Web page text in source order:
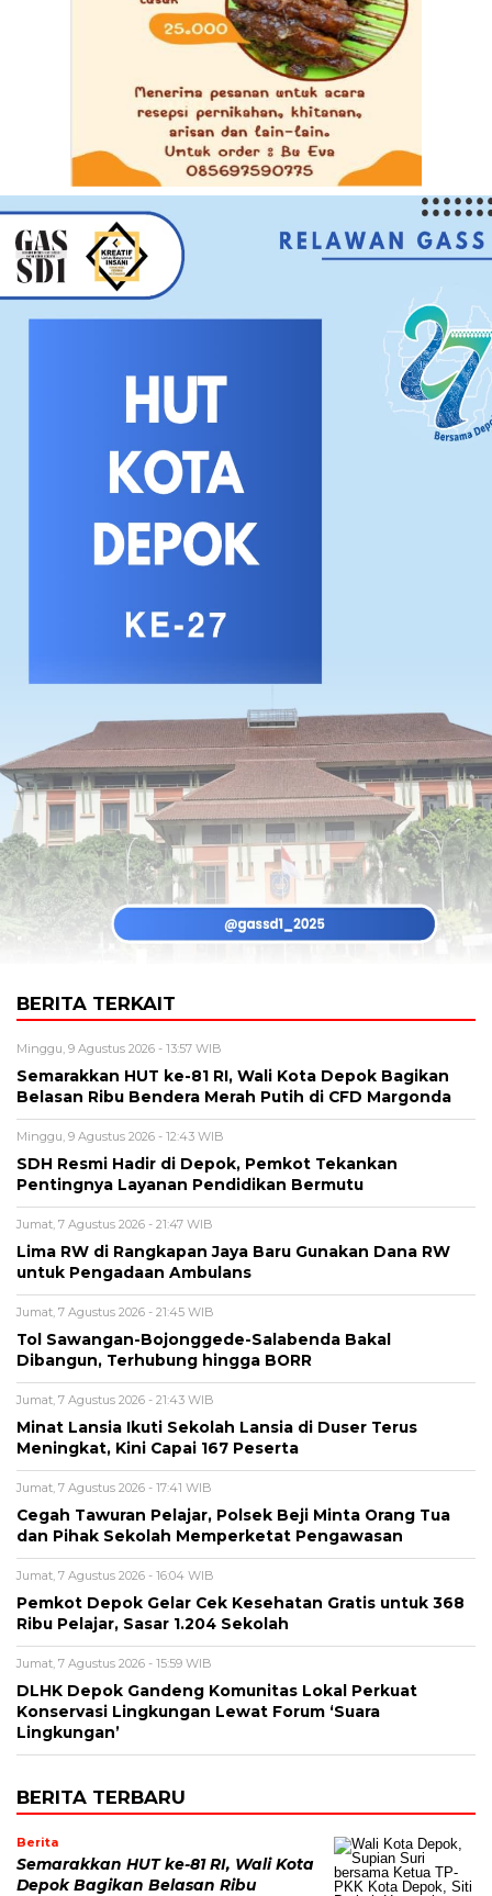
BERITA TERKAIT
Minggu, 9 Agustus 2026 - 13:57 WIB
Semarakkan HUT ke-81 RI, Wali Kota Depok Bagikan
Belasan Ribu Bendera Merah Putih di CFD Margonda
Minggu, 9 Agustus 2026 - 12:43 WIB
SDH Resmi Hadir di Depok, Pemkot Tekankan
Pentingnya Layanan Pendidikan Bermutu
Jumat, 7 Agustus 2026 - 21:47 WIB
Lima RW di Rangkapan Jaya Baru Gunakan Dana RW
untuk Pengadaan Ambulans
Jumat, 7 Agustus 2026 - 21:45 WIB
Tol Sawangan-Bojonggede-Salabenda Bakal
Dibangun, Terhubung hingga BORR
Jumat, 7 Agustus 2026 - 21:43 WIB
Minat Lansia Ikuti Sekolah Lansia di Duser Terus
Meningkat, Kini Capai 167 Peserta
Jumat, 7 Agustus 2026 - 17:41 WIB
Cegah Tawuran Pelajar, Polsek Beji Minta Orang Tua
dan Pihak Sekolah Memperketat Pengawasan
Jumat, 7 Agustus 2026 - 16:04 WIB
Pemkot Depok Gelar Cek Kesehatan Gratis untuk 368
Ribu Pelajar, Sasar 1.204 Sekolah
Jumat, 7 Agustus 2026 - 15:59 WIB
DLHK Depok Gandeng Komunitas Lokal Perkuat
Konservasi Lingkungan Lewat Forum ‘Suara
Lingkungan’
BERITA TERBARU
Berita
Semarakkan HUT ke-81 RI, Wali Kota
Depok Bagikan Belasan Ribu